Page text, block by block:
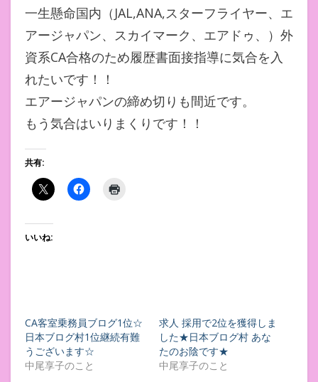
一生懸命国内（JAL,ANA,スターフライヤー、エ
アージャパン、スカイマーク、エアドゥ、）外
資系CA合格のため履歴書面接指導に気合を入
れたいです！！
エアージャパンの締め切りも間近です。
もう気合はいりまくりです！！
共有:
いいね:
CA客室乗務員ブログ1位☆
日本ブログ村1位継続有難
うございます☆
中尾享子のこと
求人 採用で2位を獲得しま
した★日本ブログ村 あな
たのお陰です★
中尾享子のこと